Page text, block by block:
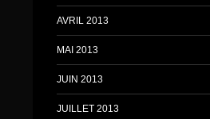
AVRIL 2013
MAI 2013
JUIN 2013
JUILLET 2013